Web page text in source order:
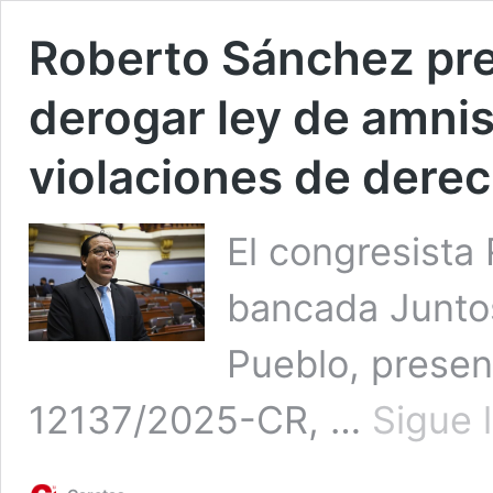
Roberto Sánchez
derogar ley de
violaciones de
El congresista
bancada
Pueblo,
12137/2025-CR, … Sigue